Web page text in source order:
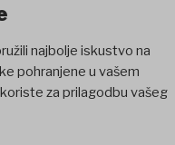
najbolje iskustvo na
pohranjene u vašem
za prilagodbu vašeg